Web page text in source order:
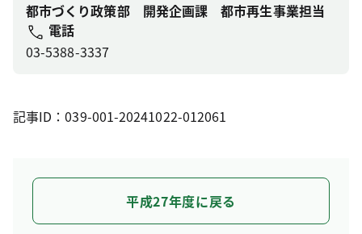
都市づくり政策部 開発企画課 都市再生事業担当
電話
03-5388-3337
記事ID：039-001-20241022-012061
平成27年度に戻る